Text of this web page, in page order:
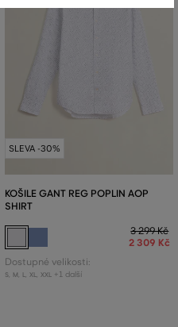
SLEVA -30%
KOŠILE GANT REG POPLIN AOP
SHIRT
3 299 Kč
2 309 Kč
Dostupné velikosti:
S, M L XL XXL +1 další